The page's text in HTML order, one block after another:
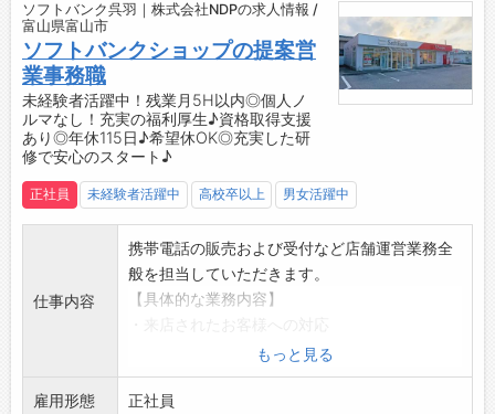
・お客様から感謝の言葉をいただける瞬間は最
大の喜びです♪
【約2ヶ月間の充実した研修カリキュラム】
◆座学研修
・入社後14日間の座学研修で、ビジネスマナー
や接客スキル、各種サービスや機種のスペック
↓
◆OJT研修
・店舗配属後、入社して2ヶ月間はOJTにより
先輩がしっかりとサポートします♪
・分からないことがあればすぐに相談できる環
・先輩社員の8割以上が業界未経験からの入社
で、悩みにも共感しやすく、実体験を活かした
的確なアドバイスをしてくれます＾＾
ソフトバンク呉羽｜株式会社NDPの求人情報 /
富山県富山市
ソフトバンクショップの提案営
業事務職
未経験者活躍中！残業月5H以内◎個人ノ
ルマなし！充実の福利厚生♪資格取得支援
あり◎年休115日♪希望休OK◎充実した研
修で安心のスタート♪
正社員 未経験者活躍中 高校卒以上 男女活躍中
仕事内容
携帯電話の販売および受付など店舗運営業務全
般を担当していただきます。
【具体的な業務内容】
・新サービス・プランのご案内
◎店舗配属後は、シンプルな業務からお任せし
ます！
もっと見る
雇用形態 正社員